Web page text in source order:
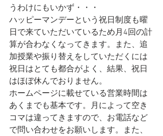
うわけにもいかず・・・
ハッピーマンデーという祝日制度も曜
日で来ていただいているため月4回の計
算が合わなくなってきます。また、追
加授業や振り替えをしていただくには
祝日はとても都合がよく、結果、祝日
はほぼ休んでおりません。
ホームページに載せている営業時間は
あくまでも基本です。月によって空き
コマは違ってきますので、お電話など
で問い合わせをお願いします。また、